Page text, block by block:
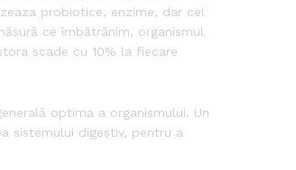
probiotice, enzime, dar cel
ce îmbătrânim, organismul
scade cu 10% la fiecare
optima a organismului. Un
sistemului digestiv, pentru a